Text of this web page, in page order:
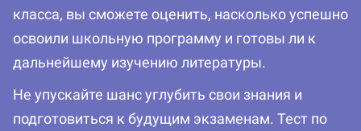
класса, вы сможете оценить, насколько успешно
освоили школьную программу и готовы ли к
дальнейшему изучению литературы.
Не упускайте шанс углубить свои знания и
подготовиться к будущим экзаменам. Тест по